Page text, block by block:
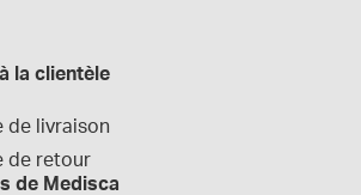
la clientèle
de livraison
de retour
de Medisca